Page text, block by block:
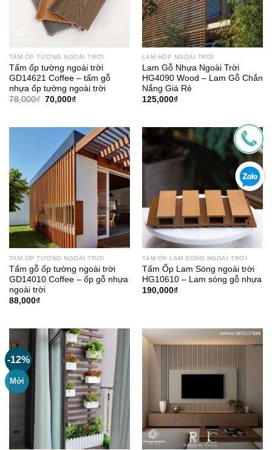
TẤM ỐP TƯỜNG NGOÀI TRỜI
Tấm ốp tường ngoài trời
GD14621 Coffee – tấm gỗ
nhựa ốp tường ngoài trời
78,000₫ Giá
70,000₫Giá
70,000₫.
LAM HỘP NGOÀI TRỜI
Lam Gỗ Nhựa Ngoài Trời
HG4090 Wood – Lam Gỗ Chắn
Nắng Giá Rẻ
125,000₫
TẤM ỐP TƯỜNG NGOÀI TRỜI
Tấm gỗ ốp tường ngoài trời
GD14010 Coffee – ốp gỗ nhựa
ngoài trời
88,000₫
TẤM ỐP LAM SÓNG NGOÀI TRỜI
Tấm Ốp Lam Sóng ngoài trời
HG10610 – Lam sóng gỗ nhựa
190,000₫
-12%
Mới